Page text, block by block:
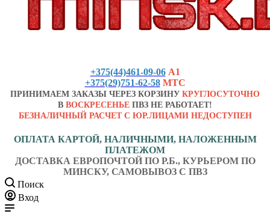
+375(44)461-09-06 А1
+375(29)751-62-58 МТС
ПРИНИМАЕМ ЗАКАЗЫ ЧЕРЕЗ КОРЗИНУ КРУГЛОСУТОЧНО
В ВОСКРЕСЕНЬЕ ПВЗ НЕ РАБОТАЕТ!
БЕЗНАЛИЧНЫЙ РАСЧЕТ С ЮР.ЛИЦАМИ НЕДОСТУПЕН
ОПЛАТА КАРТОЙ, НАЛИЧНЫМИ, НАЛОЖЕННЫМ
ПЛАТЕЖОМ
ДОСТАВКА ЕВРОПОЧТОЙ ПО Р.Б., КУРЬЕРОМ ПО
МИНСКУ, САМОВЫВОЗ С ПВЗ
Поиск
Вход